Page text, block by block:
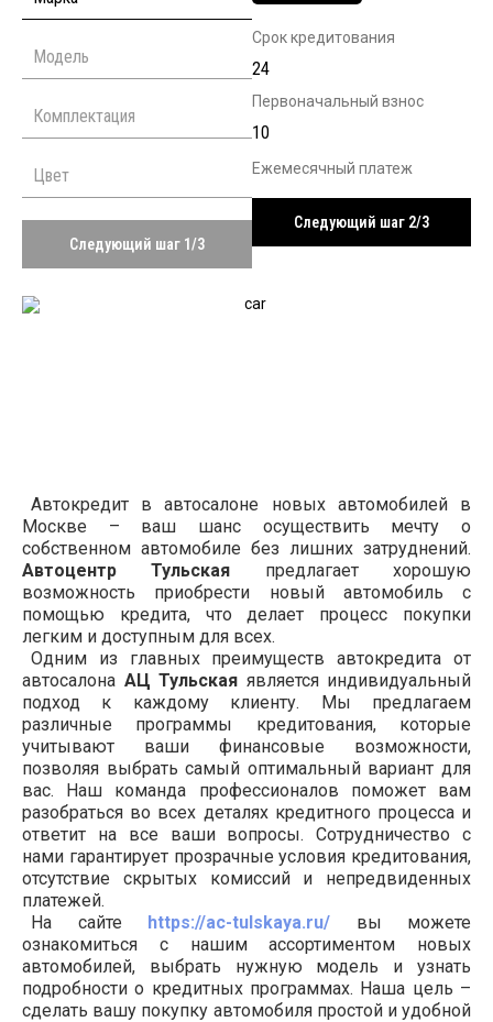
Следующий шаг 1/3
Срок кредитования
Первоначальный взнос
Ежемесячный платеж
Следующий шаг 2/3
Автокредит в автосалоне новых автомобилей в
Москве – ваш шанс осуществить мечту о
собственном автомобиле без лишних затруднений.
Автоцентр Тульская предлагает хорошую
возможность приобрести новый автомобиль с
помощью кредита, что делает процесс покупки
легким и доступным для всех.
Одним из главных преимуществ автокредита от
автосалона АЦ Тульская является индивидуальный
подход к каждому клиенту. Мы предлагаем
различные программы кредитования, которые
учитывают ваши финансовые возможности,
позволяя выбрать самый оптимальный вариант для
вас. Наш команда профессионалов поможет вам
разобраться во всех деталях кредитного процесса и
ответит на все ваши вопросы. Сотрудничество с
нами гарантирует прозрачные условия кредитования,
отсутствие скрытых комиссий и непредвиденных
платежей.
На сайте https://ac-tulskaya.ru/ вы можете
ознакомиться с нашим ассортиментом новых
автомобилей, выбрать нужную модель и узнать
подробности о кредитных программах. Наша цель –
сделать вашу покупку автомобиля простой и удобной